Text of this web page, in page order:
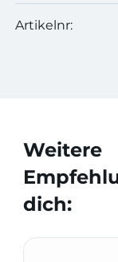
Artikelnr:
Weitere
dich: